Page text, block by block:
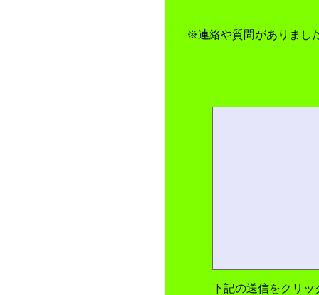
※連絡や質問がありまし
下記の送信をクリッ